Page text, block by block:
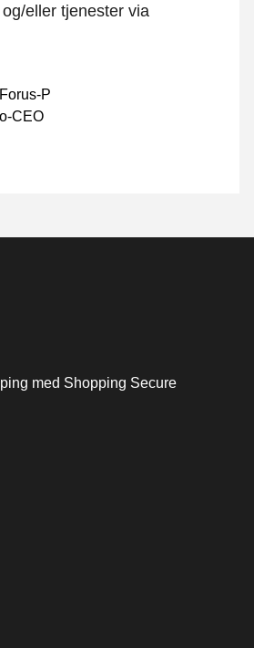
eller tjenester via
CEO
med Shopping Secure